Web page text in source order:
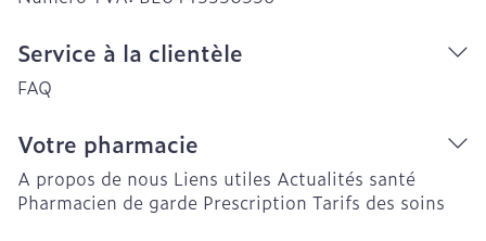
Service à la clientèle
FAQ
Votre pharmacie
A propos de nous Liens utiles Actualités santé
Pharmacien de garde Prescription Tarifs des soins